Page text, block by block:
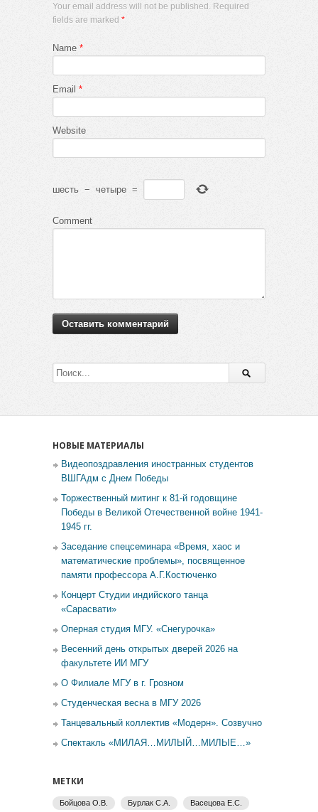
Your email address will not be published. Required
fields are marked *
Name *
Email *
Website
шесть − четыре =
Comment
НОВЫЕ МАТЕРИАЛЫ
Видеопоздравления иностранных студентов
ВШГАдм с Днем Победы
Торжественный митинг к 81-й годовщине
Победы в Великой Отечественной войне 1941-
1945 гг.
Заседание спецсеминара «Время, хаос и
математические проблемы», посвященное
памяти профессора А.Г.Костюченко
Концерт Студии индийского танца
«Сарасвати»
Оперная студия МГУ. «Снегурочка»
Весенний день открытых дверей 2026 на
факультете ИИ МГУ
О Филиале МГУ в г. Грозном
Студенческая весна в МГУ 2026
Танцевальный коллектив «Модерн». Созвучно
Спектакль «МИЛАЯ…МИЛЫЙ…МИЛЫЕ…»
МЕТКИ
Бойцова О.В. Бурлак С.А.
Васецова Е.С.